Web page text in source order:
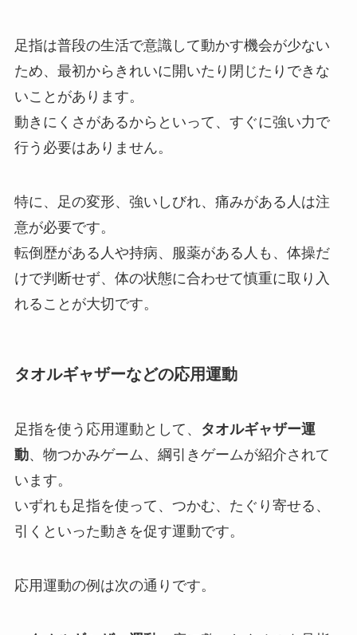
足指は普段の生活で意識して動かす機会が少ない
ため、最初からきれいに開いたり閉じたりできな
いことがあります。
動きにくさがあるからといって、すぐに強い力で
行う必要はありません。
特に、足の変形、強いしびれ、痛みがある人は注
意が必要です。
転倒歴がある人や持病、服薬がある人も、体操だ
けで判断せず、体の状態に合わせて慎重に取り入
れることが大切です。
タオルギャザーなどの応用運動
足指を使う応用運動として、
タオルギャザー運
動、物つかみゲーム、綱引きゲームが紹介されて
います。
いずれも足指を使って、つかむ、たぐり寄せる、
引くといった動きを促す運動です。
応用運動の例は次の通りです。